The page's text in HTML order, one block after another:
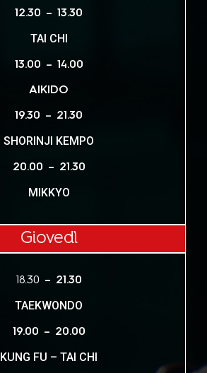
12.30 – 13.30
TAI CHI
13.00 – 14.00
AIKIDO
19.30 – 21.30
SHORINJI KEMPO
20.00 – 21.30
MIKKYO
Giovedì
18.30 – 21.30
TAEKWONDO
19.00 – 20.00
KUNG FU – TAI CHI